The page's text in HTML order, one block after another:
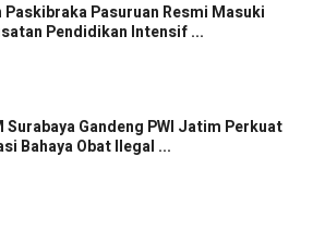
Paskibraka Pasuruan Resmi Masuki
Pendidikan Intensif ...
Surabaya Gandeng PWI Jatim Perkuat
Bahaya Obat Ilegal ...